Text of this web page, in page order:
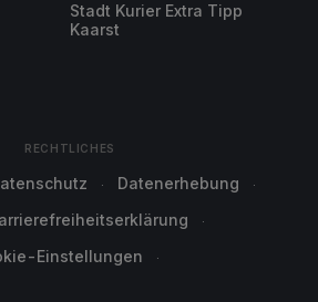
Stadt Kurier Extra Tipp
Kaarst
RECHTLICHES
Datenerhebung
Einstellungen